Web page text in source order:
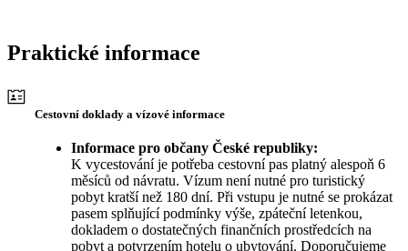
Praktické informace
Cestovní doklady a vízové informace
Informace pro občany České republiky:
K vycestování je potřeba cestovní pas platný alespoň 6
měsíců od návratu. Vízum není nutné pro turistický
pobyt kratší než 180 dní. Při vstupu je nutné se prokázat
pasem splňující podmínky výše, zpáteční letenkou,
dokladem o dostatečných finančních prostředcích na
pobyt a potvrzením hotelu o ubytování. Doporučujeme